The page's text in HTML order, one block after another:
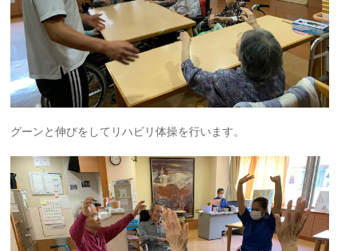
グーンと伸びをしてリハビリ体操を行います。